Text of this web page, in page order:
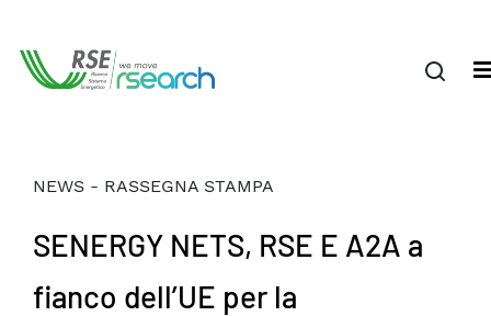
NEWS - RASSEGNA STAMPA
SENERGY NETS, RSE E A2A a
fianco dell’UE per la